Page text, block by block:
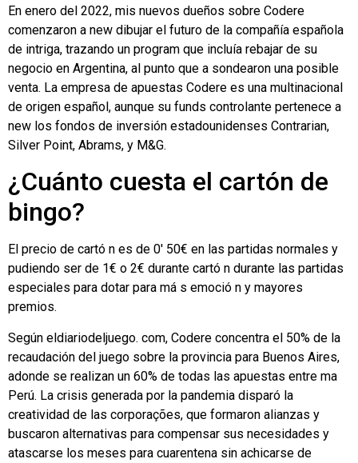
En enero del 2022, mis nuevos dueños sobre Codere
comenzaron a new dibujar el futuro de la compañía española
de intriga, trazando un program que incluía rebajar de su
negocio en Argentina, al punto que a sondearon una posible
venta. La empresa de apuestas Codere es una multinacional
de origen español, aunque su funds controlante pertenece a
new los fondos de inversión estadounidenses Contrarian,
Silver Point, Abrams, y M&G.
¿Cuánto cuesta el cartón de
bingo?
El precio de cartó n es de 0' 50€ en las partidas normales y
pudiendo ser de 1€ o 2€ durante cartó n durante las partidas
especiales para dotar para má s emoció n y mayores
premios.
Según eldiariodeljuego. com, Codere concentra el 50% de la
recaudación del juego sobre la provincia para Buenos Aires,
adonde se realizan un 60% de todas las apuestas entre ma
Perú. La crisis generada por la pandemia disparó la
creatividad de las corporações, que formaron alianzas y
buscaron alternativas para compensar sus necesidades y
atascarse los meses para cuarentena sin achicarse de